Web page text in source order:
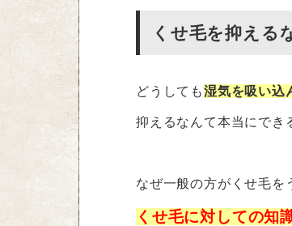
くせ毛を抑える
どうしても湿気を吸い込
抑えるなんて本当にでき
なぜ一般の方がくせ毛を
くせ毛に対しての知